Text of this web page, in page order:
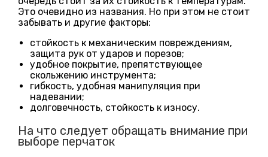
Это очевидно из названия. Но при этом не стоит
забывать и другие факторы:
стойкость к механическим повреждениям,
защита рук от ударов и порезов;
удобное покрытие, препятствующее
скольжению инструмента;
гибкость, удобная манипуляция при
надевании;
долговечность, стойкость к износу.
На что следует обращать внимание при
выборе перчаток